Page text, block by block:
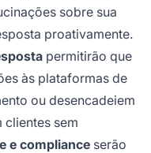
sobre sua
proativamente.
permitirão que
às plataformas de
ou desencadeiem
sem
e compliance serão